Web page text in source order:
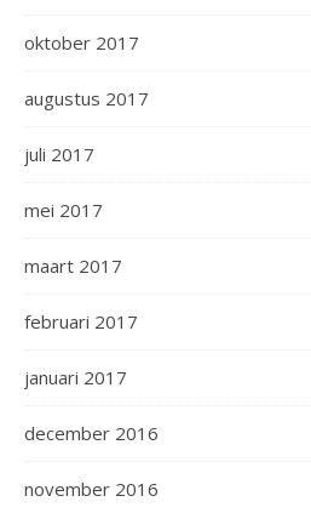
oktober 2017
augustus 2017
juli 2017
mei 2017
maart 2017
februari 2017
januari 2017
december 2016
november 2016